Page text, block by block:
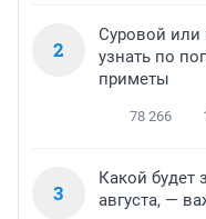
2
Суровой или
узнать по
приметы
78 266
3
Какой будет
августа, —